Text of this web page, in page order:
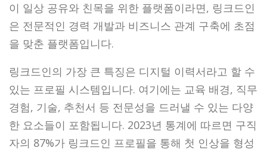
이 일상 공유와 친목을 위한 플랫폼이라면, 링크드인
은 전문적인 경력 개발과 비즈니스 관계 구축에 초점
을 맞춘 플랫폼입니다.
링크드인의 가장 큰 특징은 디지털 이력서라고 할 수
있는 프로필 시스템입니다. 여기에는 교육 배경, 직무
경험, 기술, 추천서 등 전문성을 드러낼 수 있는 다양
한 요소들이 포함됩니다. 2023년 통계에 따르면 구직
자의 87%가 링크드인 프로필을 통해 첫 인상을 형성